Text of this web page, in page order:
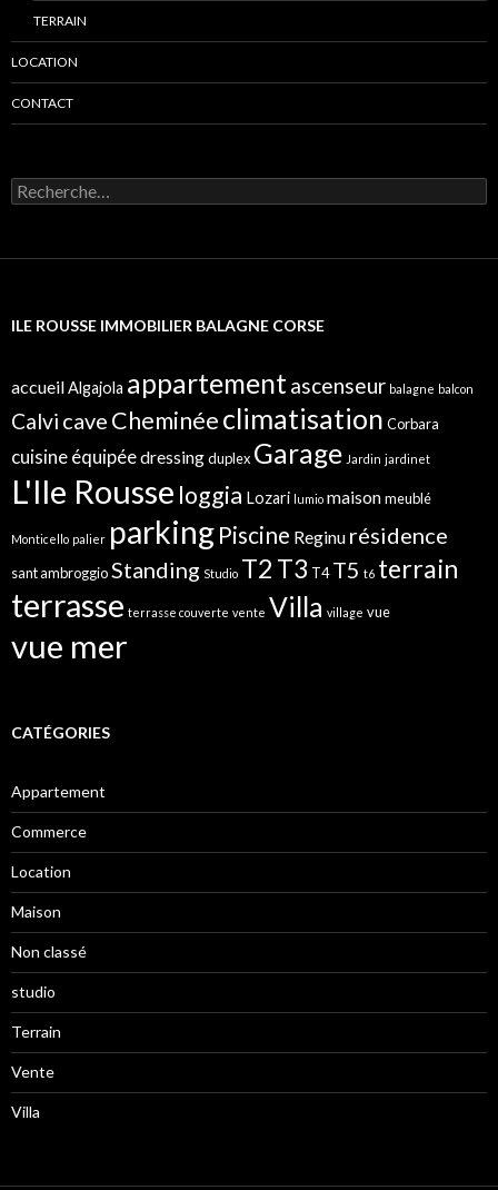
TERRAIN
LOCATION
CONTACT
R
e
h
ILE ROUSSE IMMOBILIER BALAGNE CORSE
accueilAlgajola appartementascenseur balagne balcon
Calvi cave Cheminéeclimatisation Corbara
cuisine équipéedressingduplex Garage Jardin jardinet
L'Ile Rousse loggia Lozari lumio maisonmeublé
Monticello palier parking Piscine Reginu résidence
sant ambroggioStanding Studio T2 T3 T4 T5 t6 terrain
terrasse terrasse couverte vente Villa village vue
vue mer
CATÉGORIES
Appartement
Commerce
Location
Maison
Non classé
studio
Terrain
Vente
Villa